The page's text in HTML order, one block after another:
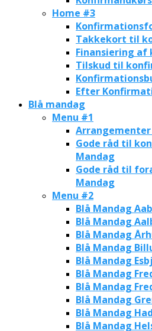
Home #3
Takkekort til
Finansiering
Tilskud til
Efter
Blå mandag
Menu #1
Arrangementer
Gode råd til
Mandag
Gode råd til
Mandag
Menu #2
Blå Mandag
Blå Mandag
Blå Mandag
Blå Mandag
Blå Mandag
Blå Mandag
Blå Mandag
Blå Mandag
Blå Mandag
Blå Mandag